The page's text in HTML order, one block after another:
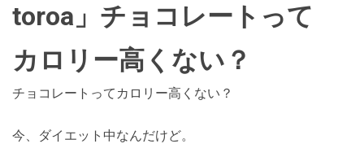
toroa」チョコレートって
カロリー高くない？
チョコレートってカロリー高くない？
今、ダイエット中なんだけど。